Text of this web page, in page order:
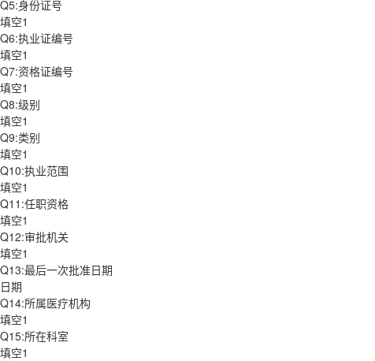
Q5:身份证号
填空1
Q6:执业证编号
填空1
Q7:资格证编号
填空1
Q8:级别
填空1
Q9:类别
填空1
Q10:执业范围
填空1
Q11:任职资格
填空1
Q12:审批机关
填空1
Q13:最后一次批准日期
日期
Q14:所属医疗机构
填空1
Q15:所在科室
填空1